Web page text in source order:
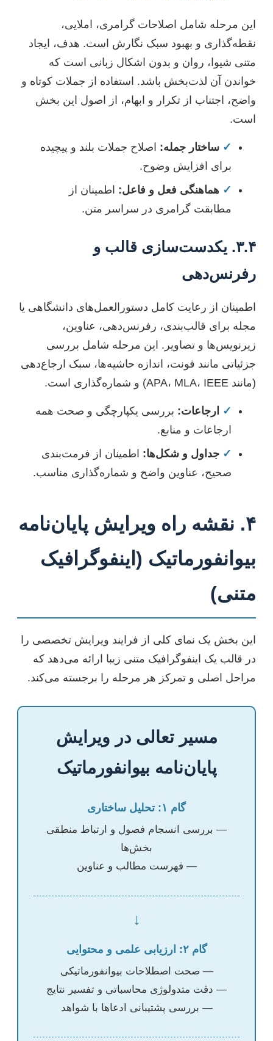
این مرحله شامل اصلاحات گرامری، املایی،
نقطه‌گذاری و بهبود سبک نگارش است. هدف، ایجاد
متنی شیوا، روان و بدون اشکال زبانی است که
خواندن آن لذت‌بخش باشد. استفاده از جملات کوتاه و
واضح، اجتناب از تکرار و ابهام، از اصول این بخش
است.
✓ ساختار جمله: اصلاح جملات بلند و پیچیده
برای افزایش وضوح.
✓ هماهنگی فعل و فاعل: اطمینان از
مطابقت گرامری در سراسر متن.
۳.۴. یکدست‌سازی قالب و
رفرنس‌دهی
اطمینان از رعایت کامل دستورالعمل‌های دانشگاهی یا
مجله برای قالب‌بندی، رفرنس‌دهی، عناوین،
زیرنویس‌ها و تصاویر. این مرحله شامل بررسی
جزئیاتی مانند فونت، اندازه حاشیه‌ها، سبک ارجاع‌دهی
(مانند APA، MLA، IEEE) و شماره‌گذاری است.
✓ ارجاعات: بررسی یکپارچگی و صحت همه
ارجاعات و منابع.
✓ جداول و شکل‌ها: اطمینان از فرمت‌بندی
صحیح، عناوین واضح و شماره‌گذاری مناسب.
۴. نقشه راه ویرایش پایان‌نامه
بیوانفورماتیک (اینفوگرافیک
متنی)
این بخش یک نمای کلی از فرایند ویرایش تخصصی را
در قالب یک اینفوگرافیک متنی زیبا ارائه می‌دهد که
مراحل اصلی و تمرکز هر مرحله را برجسته می‌کند.
مسیر تعالی در ویرایش
پایان‌نامه بیوانفورماتیک
گام ۱: تحلیل ساختاری
— بررسی انسجام فصول و ارتباط منطقی
بخش‌ها
— فهرست مطالب و عناوین
↓
گام ۲: ارزیابی علمی و محتوایی
— صحت اصطلاحات بیوانفورماتیکی
— دقت متدولوژی محاسباتی و تفسیر نتایج
— بررسی پشتیبانی ادعاها با شواهد